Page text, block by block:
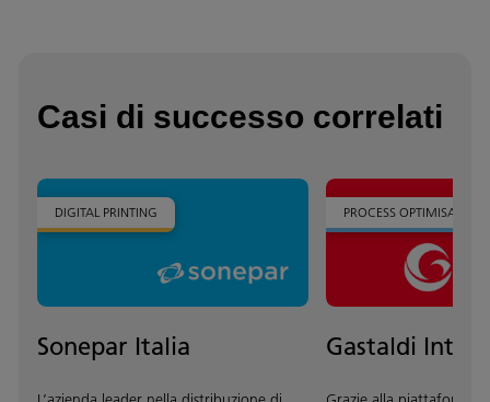
Casi di successo correlati
DIGITAL PRINTING
Sonepar Italia
PROCESS OPTIMISATION
Gastaldi